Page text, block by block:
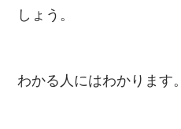
しょう。
わかる人にはわかります。